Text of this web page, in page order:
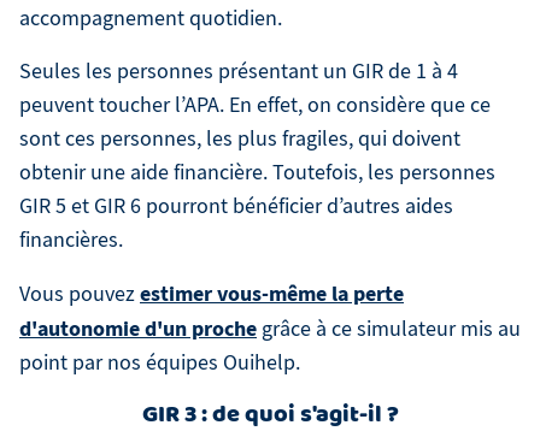
accompagnement quotidien.
Seules les personnes présentant un GIR de 1 à 4
peuvent toucher l’APA. En effet, on considère que ce
sont ces personnes, les plus fragiles, qui doivent
obtenir une aide financière. Toutefois, les personnes
GIR 5 et GIR 6 pourront bénéficier d’autres aides
financières.
Vous pouvezestimer vous-même la perte
d'autonomie d'un proche grâce à ce simulateur mis au
point par nos équipes Ouihelp.
GIR 3 : de quoi s'agit-il ?